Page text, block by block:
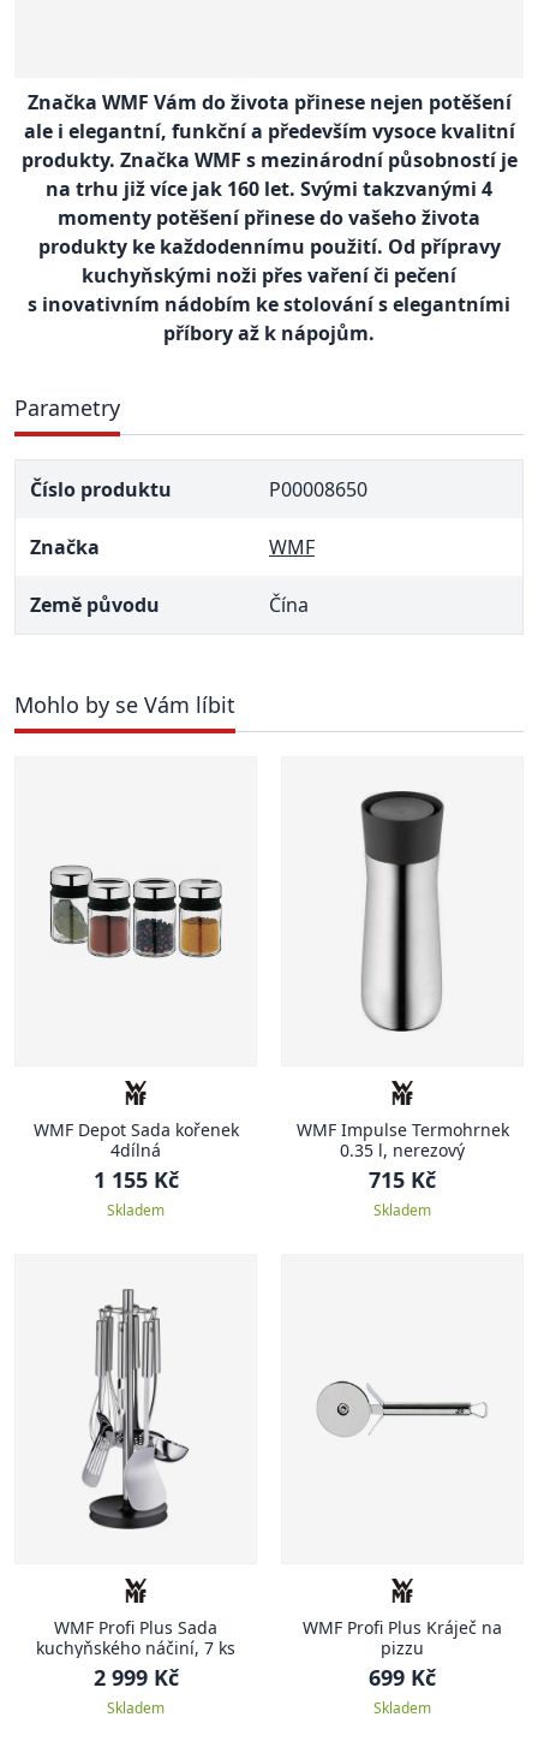
Značka WMF Vám do života přinese nejen potěšení
ale i elegantní, funkční a především vysoce kvalitní
produkty. Značka WMF s mezinárodní působností je
na trhu již více jak 160 let. Svými takzvanými 4
momenty potěšení přinese do vašeho života
produkty ke každodennímu použití. Od přípravy
kuchyňskými noži přes vaření či pečení
s inovativním nádobím ke stolování s elegantními
příbory až k nápojům.
Parametry
Číslo produktu P00008650
Značka WMF
Země původu Čína
Mohlo by se Vám líbit
WMF Depot Sada kořenek
4dílná
1 155 Kč
Skladem
WMF Impulse Termohrnek
0.35 l, nerezový
715 Kč
Skladem
WMF Profi Plus Sada
kuchyňského náčiní, 7 ks
2 999 Kč
Skladem
WMF Profi Plus Kráječ na
pizzu
699 Kč
Skladem